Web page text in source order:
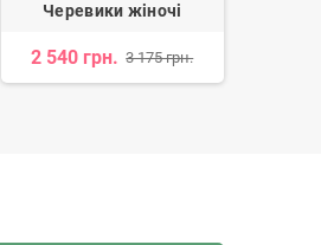
Черевики жіночі
2 540 грн. 3 175 грн.